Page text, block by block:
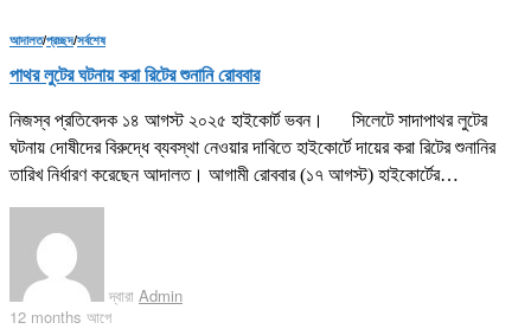
আদালত/প্রচ্ছদ/সর্বশেষ
পাথর লুটের ঘটনায় করা রিটের শুনানি রোববার
নিজস্ব প্রতিবেদক ১৪ আগস্ট ২০২৫ হাইকোর্ট ভবন। সিলেটে সাদাপাথর লুটের
ঘটনায় দোষীদের বিরুদ্ধে ব্যবস্থা নেওয়ার দাবিতে হাইকোর্টে দায়ের করা রিটের শুনানির
তারিখ নির্ধারণ করেছেন আদালত। আগামী রোববার (১৭ আগস্ট) হাইকোর্টের…
দ্বারা Admin
12 months আগে